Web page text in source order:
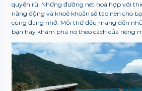
quyến rũ. Những đường nét hoà hợp với
năng động và khoẻ khoắn sẽ tạo nên cho
cùng đáng nhớ. Mỗi thứ đều mang đến
bạn hãy khám phá nó theo cách của riêng